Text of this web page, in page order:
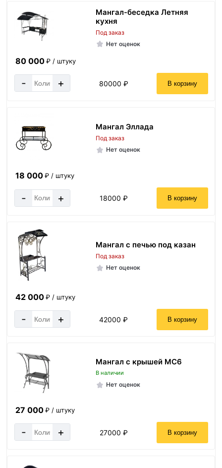
Мангал-беседка Летняя
кухня
Под заказ
Нет оценок
80 000₽ / штуку
- + 80000 ₽ В корзину
Мангал Эллада
Под заказ
Нет оценок
18 000₽ / штуку
- + 18000 ₽ В корзину
Мангал с печью под казан
Под заказ
Нет оценок
42 000₽ / штуку
- + 42000 ₽ В корзину
Мангал с крышей МС6
В наличии
Нет оценок
27 000₽ / штуку
- + 27000 ₽ В корзину